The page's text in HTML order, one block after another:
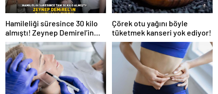
Hamileliği süresince 30 kilo
almıştı! Zeynep Demirel’in
zayıflama sırrı! MUCİZEVİ
ETKİ!
Çörek otu yağını böyle
tüketmek kanseri yok ediyor!